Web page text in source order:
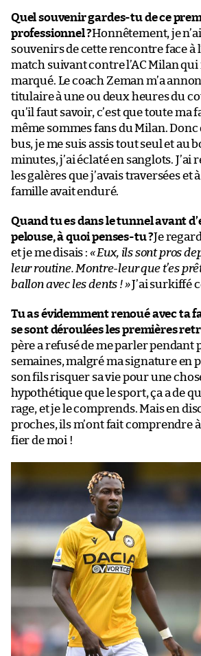
Quel souvenir gardes-tu de ce
professionnel ?Honnêtement, je
souvenirs de cette rencontre face à
match suivant contre l’AC Milan qui
marqué. Le coach Zeman m’a
titulaire à une ou deux heures du
qu’il faut savoir, c’est que toute ma
même sommes fans du Milan.
bus, je me suis assis tout seul et au
minutes, j’ai éclaté en sanglots. J’ai
les galères que j’avais traversées et
famille avait enduré.
Quand tu es dans le tunnel avant
pelouse, à quoi penses-tu ?Je
et je me disais : « Eux, ils sont pros
leur routine. Montre-leur que t’es
ballon avec les dents ! »J’ai surkiffé
Tu as évidemment renoué avec ta
se sont déroulées les premières
père a refusé de me parler pendant
semaines, malgré ma signature en
son fils risquer sa vie pour une
hypothétique que le sport, ça a de
rage, et je le comprends. Mais en
proches, ils m’ont fait comprendre
fier de moi !